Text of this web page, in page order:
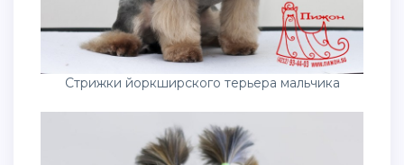
Стрижки йоркширского терьера мальчика